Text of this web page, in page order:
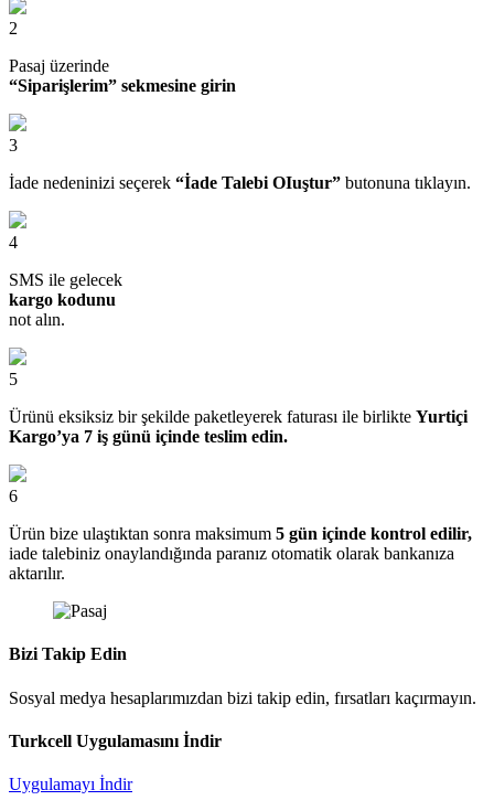
2
Pasaj üzerinde
“Siparişlerim” sekmesine girin
3
İade nedeninizi seçerek “İade Talebi OIuştur” butonuna tıklayın.
4
SMS ile gelecek
kargo kodunu
not alın.
5
Ürünü eksiksiz bir şekilde paketleyerek faturası ile birlikte Yurtiçi
Kargo’ya 7 iş günü içinde teslim edin.
6
Ürün bize ulaştıktan sonra maksimum 5 gün içinde kontrol edilir,
iade talebiniz onaylandığında paranız otomatik olarak bankanıza
aktarılır.
Bizi Takip Edin
Sosyal medya hesaplarımızdan bizi takip edin, fırsatları kaçırmayın.
Turkcell Uygulamasını İndir
Uygulamayı İndir